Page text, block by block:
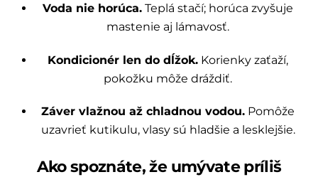
Voda nie horúca. Teplá stačí; horúca zvyšuje
mastenie aj lámavosť.
Kondicionér len do dĺžok. Korienky zaťaží,
pokožku môže dráždiť.
Záver vlažnou až chladnou vodou. Pomôže
uzavrieť kutikulu, vlasy sú hladšie a lesklejšie.
Ako spoznáte, že umývate príliš